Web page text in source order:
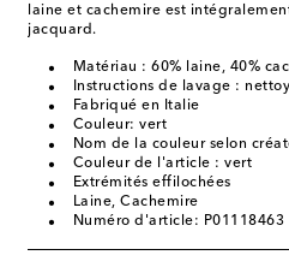
laine et cachemire est
jacquard.
Matériau : 60% laine, 40%
Instructions de lavage :
Fabriqué en Italie
Couleur: vert
Nom de la couleur selon
Couleur de l'article : vert
Extrémités effilochées
Laine, Cachemire
Numéro d'article: P01118463